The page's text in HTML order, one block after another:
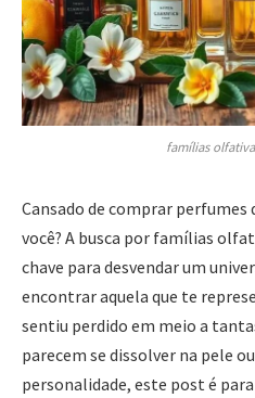
famílias
Cansado de comprar perfumes
você? A busca por famílias
chave para desvendar um
encontrar aquela que te
sentiu perdido em meio a
parecem se dissolver na pele
personalidade, este post é